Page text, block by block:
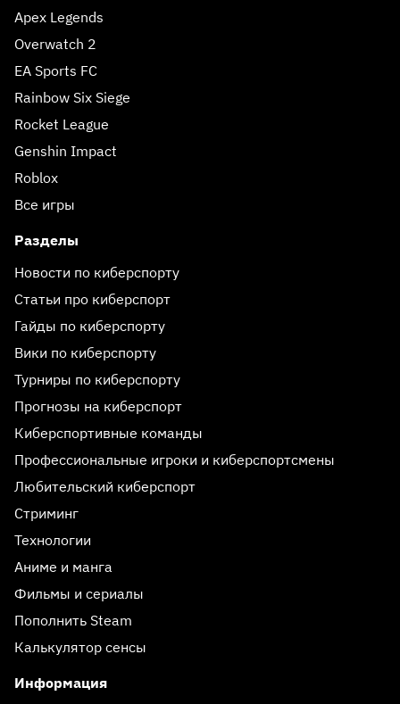
Apex Legends
Overwatch 2
EA Sports FC
Rainbow Six Siege
Rocket League
Genshin Impact
Roblox
Все игры
Разделы
Новости по киберспорту
Статьи про киберспорт
Гайды по киберспорту
Вики по киберспорту
Турниры по киберспорту
Прогнозы на киберспорт
Киберспортивные команды
Профессиональные игроки и киберспортсмены
Любительский киберспорт
Стриминг
Технологии
Аниме и манга
Фильмы и сериалы
Пополнить Steam
Калькулятор сенсы
Информация